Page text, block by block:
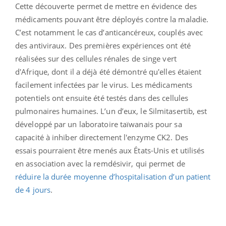
Cette découverte permet de mettre en évidence des
médicaments pouvant être déployés contre la maladie.
C’est notamment le cas d’anticancéreux, couplés avec
des antiviraux. Des premières expériences ont été
réalisées sur des cellules rénales de singe vert
d'Afrique, dont il a déjà été démontré qu'elles étaient
facilement infectées par le virus. Les médicaments
potentiels ont ensuite été testés dans des cellules
pulmonaires humaines. L’un d’eux, le Silmitasertib, est
développé par un laboratoire taïwanais pour sa
capacité à inhiber directement l'enzyme CK2. Des
essais pourraient être menés aux États-Unis et utilisés
en association avec la remdésivir, qui permet de
réduire la durée moyenne d’hospitalisation d’un patient
de 4 jours.